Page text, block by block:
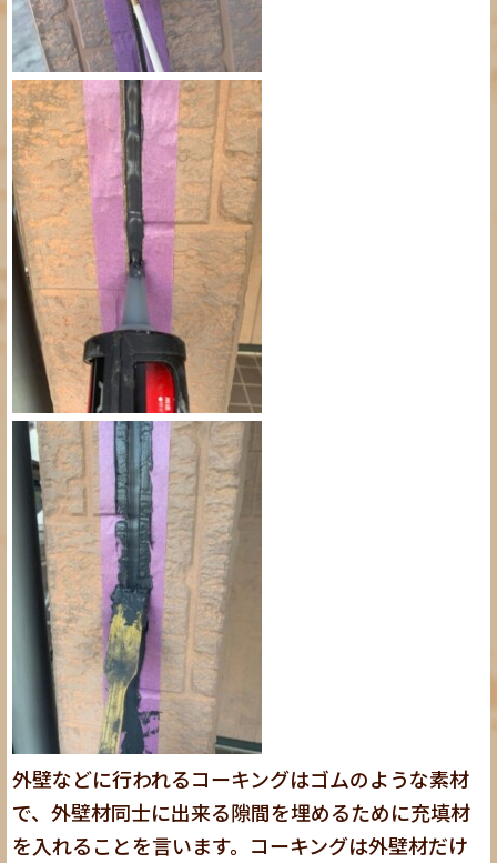
外壁などに行われるコーキングはゴムのような素材
で、外壁材同士に出来る隙間を埋めるために充填材
を入れることを言います。コーキングは外壁材だけ